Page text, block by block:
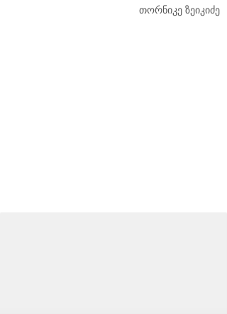
თორნიკე ზეიკიძე